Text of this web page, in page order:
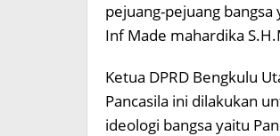
pejuang-pejuang
Inf Made mahardika
Ketua DPRD Bengkulu
Pancasila ini dilakukan
ideologi bangsa yaitu